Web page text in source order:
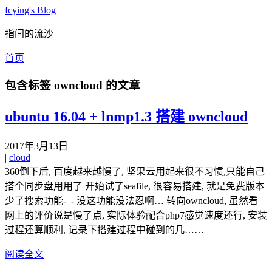
fcying's Blog
指间的流沙
首页
包含标签 owncloud 的文章
ubuntu 16.04 + lnmp1.3 搭建 owncloud
2017年3月13日
| cloud
360倒下后, 百度越来越慢了, 坚果云用起来很不习惯,只能自己
搭个同步盘用用了 开始试了seafile, 很容易搭建, 就是免费版本
少了搜索功能-_- 没这功能没法忍啊… 转向owncloud, 虽然看
网上的评价说是慢了点, 实际体验配合php7感觉速度还行, 安装
过程还算顺利, 记录下搭建过程中碰到的几……
阅读全文